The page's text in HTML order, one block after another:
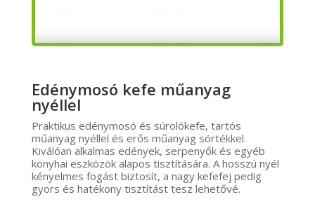
Edénymosó kefe műanyag
nyéllel
Praktikus edénymosó és súrolókefe, tartós
műanyag nyéllel és erős műanyag sörtékkel.
Kiválóan alkalmas edények, serpenyők és egyéb
konyhai eszközök alapos tisztítására. A hosszú nyél
kényelmes fogást biztosít, a nagy kefefej pedig
gyors és hatékony tisztítást tesz lehetővé.